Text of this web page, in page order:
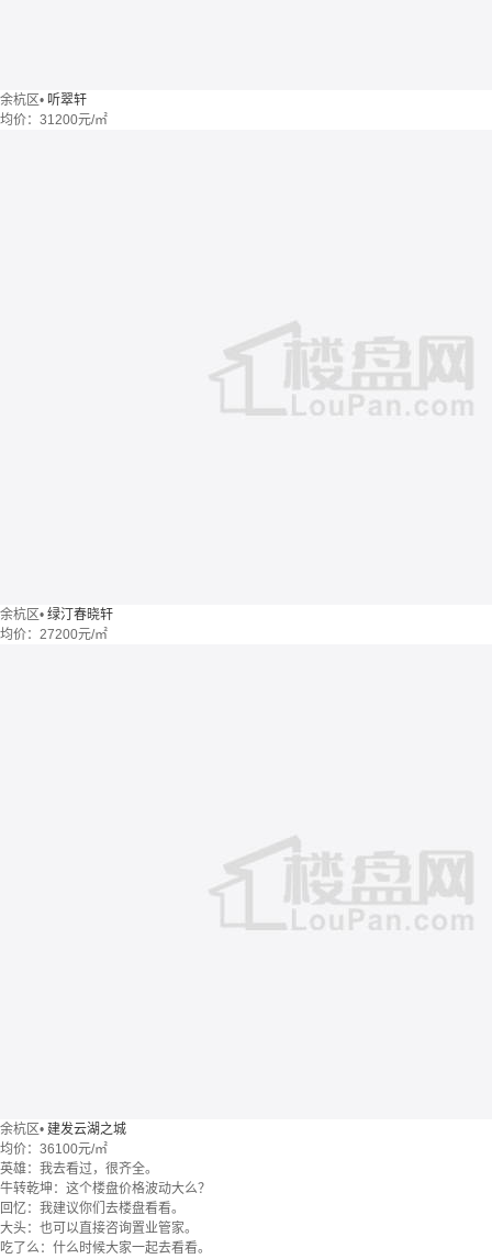
余杭区• 听翠轩
均价： 31200元/㎡
余杭区• 绿汀春晓轩
均价： 27200元/㎡
余杭区• 建发云湖之城
均价： 36100元/㎡
英雄：我去看过，很齐全。
牛转乾坤：这个楼盘价格波动大么？
回忆：我建议你们去楼盘看看。
大头：也可以直接咨询置业管家。
吃了么：什么时候大家一起去看看。